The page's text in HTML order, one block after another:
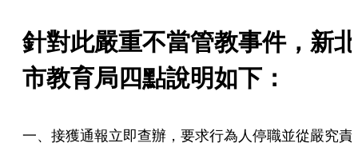
針對此嚴重不當管教事件，新北
市教育局四點說明如下：
一、接獲通報立即查辦，要求行為人停職並從嚴究責